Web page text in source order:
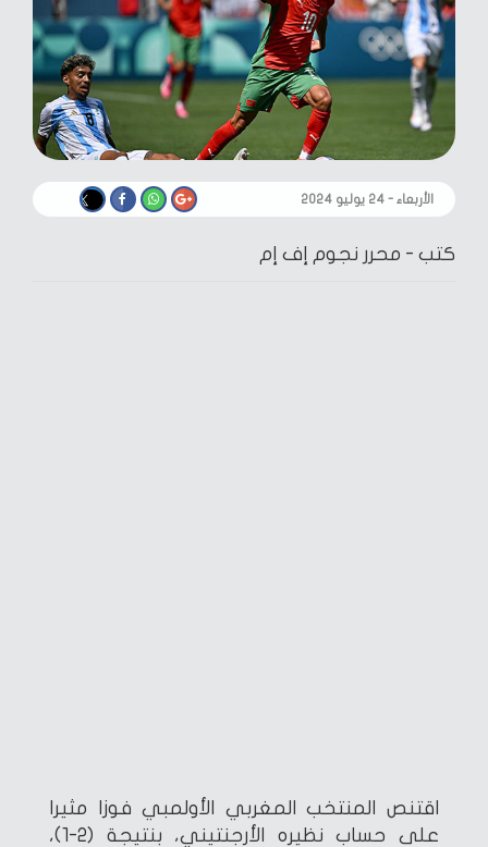
الأربعاء - ٢٤ يوليو ٢٠٢٤
كتب - محرر نجوم إف إم
اقتنص المنتخب المغربي الأولمبي فوزا مثيرا
على حساب نظيره الأرجنتيني، بنتيجة (2-1)،